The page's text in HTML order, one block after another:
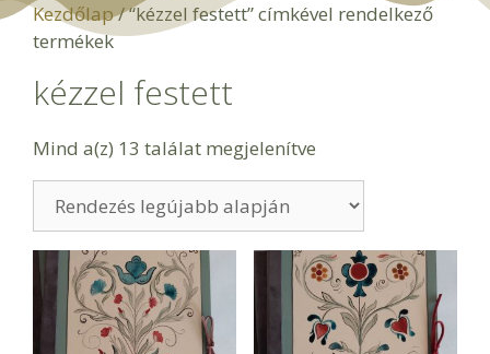
Kezdőlap/ “kézzel festett” címkével rendelkező
termékek
kézzel festett
Mind a(z) 13 találat megjelenítve